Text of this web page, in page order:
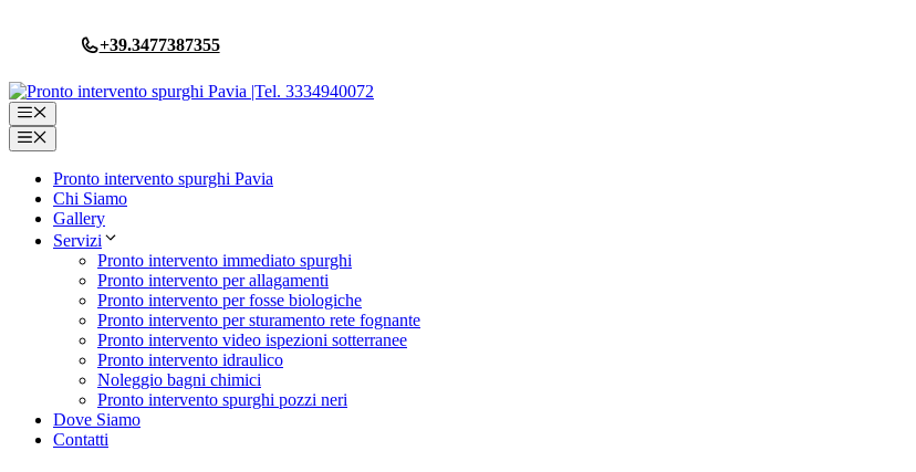
+39.3477387355
Menu
Menu
Pronto intervento spurghi Pavia
Chi Siamo
Gallery
Servizi
Pronto intervento immediato spurghi
Pronto intervento per allagamenti
Pronto intervento per fosse biologiche
Pronto intervento per sturamento rete fognante
Pronto intervento video ispezioni sotterranee
Pronto intervento idraulico
Noleggio bagni chimici
Pronto intervento spurghi pozzi neri
Dove Siamo
Contatti